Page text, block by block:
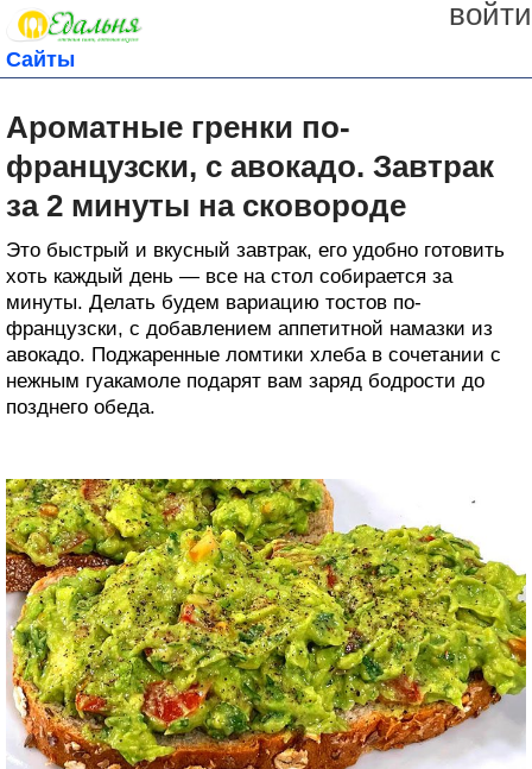
войти
Сайты
Ароматные гренки по-
французски, с авокадо. Завтрак
за 2 минуты на сковороде
Это быстрый и вкусный завтрак, его удобно готовить
хоть каждый день — все на стол собирается за
минуты. Делать будем вариацию тостов по-
французски, с добавлением аппетитной намазки из
авокадо. Поджаренные ломтики хлеба в сочетании с
нежным гуакамоле подарят вам заряд бодрости до
позднего обеда.